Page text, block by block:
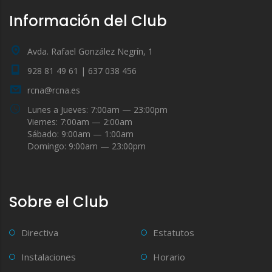
Información del Club
Avda. Rafael González Negrín, 1
928 81 49 61 | 637 038 456
rcna@rcna.es
Lunes a Jueves: 7:00am — 23:00pm
Viernes: 7:00am — 2:00am
Sábado: 9:00am — 1:00am
Domingo: 9:00am — 23:00pm
Sobre el Club
Directiva
Estatutos
Instalaciones
Horario